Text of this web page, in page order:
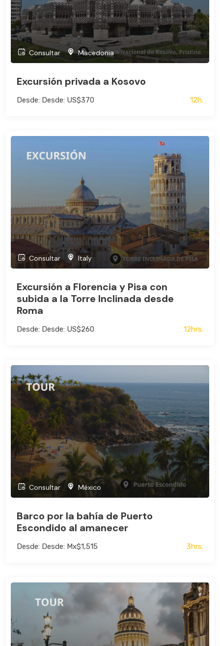
Consultar Macedonia
Excursión privada a Kosovo
Desde: Desde: US$370 12h.
Consultar Italy
Excursión a Florencia y Pisa con
subida a la Torre Inclinada desde
Roma
Desde: Desde: US$260 12hrs.
Consultar México
Barco por la bahía de Puerto
Escondido al amanecer
Desde: Desde: Mx$1,515 3hrs.